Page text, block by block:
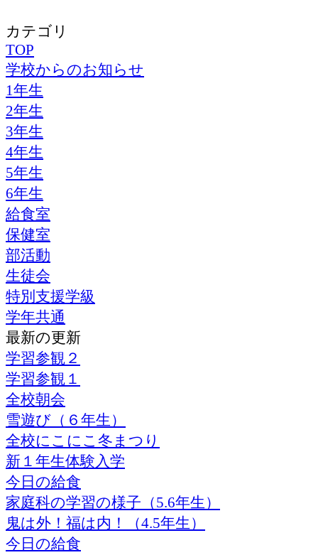
カテゴリ
TOP
学校からのお知らせ
1年生
2年生
3年生
4年生
5年生
6年生
給食室
保健室
部活動
生徒会
特別支援学級
学年共通
最新の更新
学習参観２
学習参観１
全校朝会
雪遊び（６年生）
全校にこにこ冬まつり
新１年生体験入学
今日の給食
家庭科の学習の様子（5.6年生）
鬼は外！福は内！（4.5年生）
今日の給食